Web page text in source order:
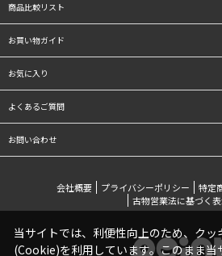
商品比較リスト
お買い物ガイド
お気に入り
よくあるご質問
お問い合わせ
会社概要 プライバシーポリシー
特定
古物営業法に基づく
当サイトでは、利便性向上のため、クッ
(Cookie)を利用しています。このまま当